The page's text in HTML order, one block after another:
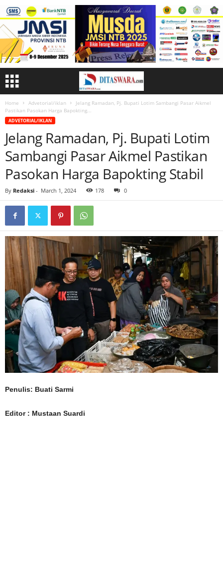
Home Advetorial/iklan
Jelang Ramadan, Pj. Bupati Lotim Sambangi Pasar Aikmel
Pastikan Pasokan Harga Bapokting...
ADVETORIAL/IKLAN
Jelang Ramadan, Pj. Bupati Lotim
Sambangi Pasar Aikmel Pastikan
Pasokan Harga Bapokting Stabil
By Redaksi - March 1, 2024 178 0
Penulis: Buati Sarmi
Editor : Mustaan Suardi